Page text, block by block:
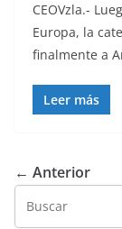
CEOVzla.-
Europa, la
finalmente a
Leer más
← Anterior